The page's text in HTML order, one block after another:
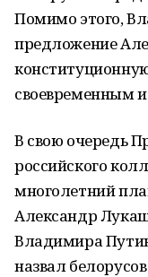
Помимо этого,
предложение
своевременным
В свою очередь
российского
многолетний
Александр
Владимира
назвал